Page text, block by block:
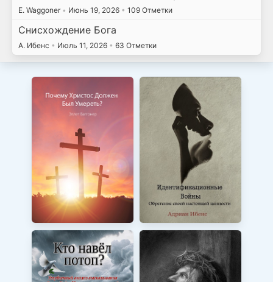
E. Waggoner • Июнь 19, 2026 • 109 Отметки
Снисхождение Бога
А. Ибенс • Июль 11, 2026 • 63 Отметки